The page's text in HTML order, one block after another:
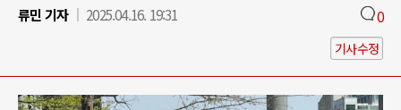
류민 기자
2025.04.16. 19:31 0
기사수정